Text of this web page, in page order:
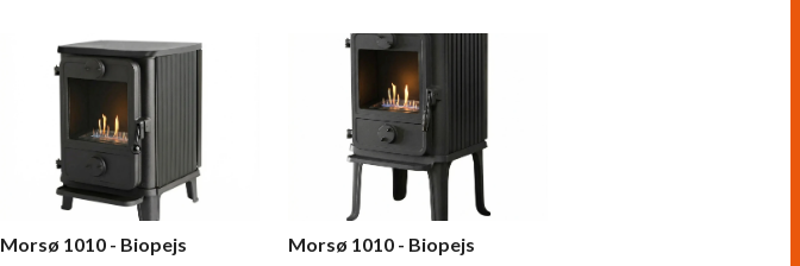
Morsø 1010 - Biopejs
Morsø 1010 - Biopejs